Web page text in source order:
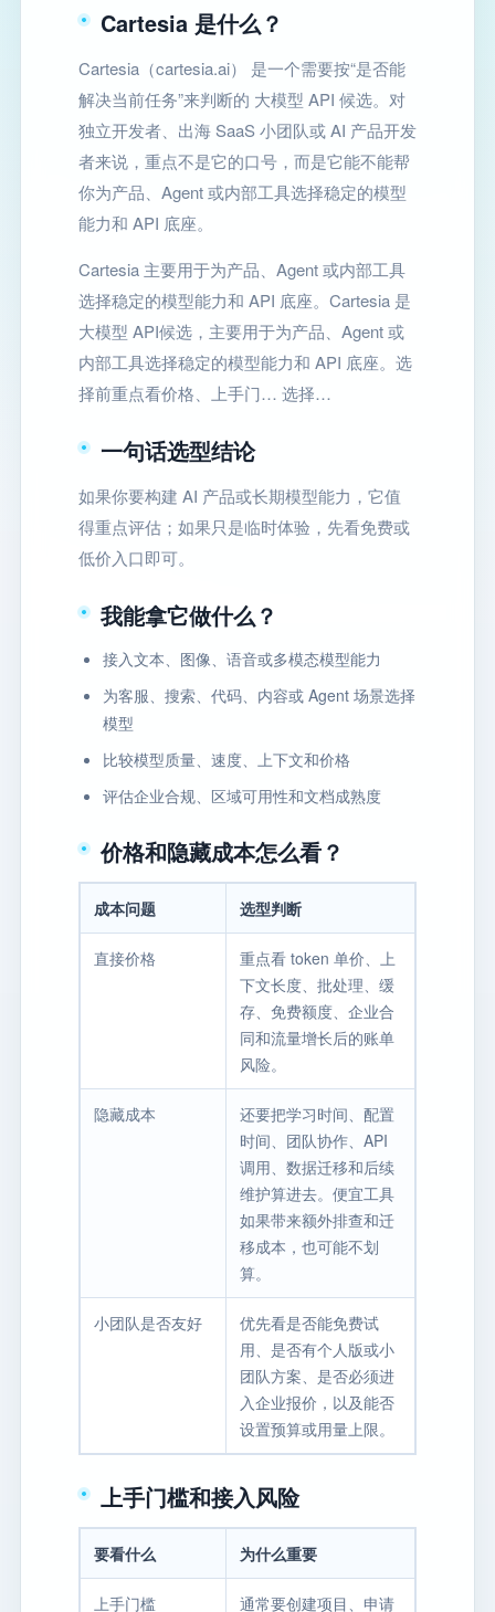
Cartesia 是什么？
Cartesia（cartesia.ai） 是一个需要按“是否能
解决当前任务”来判断的 大模型 API 候选。对
独立开发者、出海 SaaS 小团队或 AI 产品开发
者来说，重点不是它的口号，而是它能不能帮
你为产品、Agent 或内部工具选择稳定的模型
能力和 API 底座。
Cartesia 主要用于为产品、Agent 或内部工具
选择稳定的模型能力和 API 底座。Cartesia 是
大模型 API候选，主要用于为产品、Agent 或
内部工具选择稳定的模型能力和 API 底座。选
择前重点看价格、上手门… 选择…
一句话选型结论
如果你要构建 AI 产品或长期模型能力，它值
得重点评估；如果只是临时体验，先看免费或
低价入口即可。
我能拿它做什么？
接入文本、图像、语音或多模态模型能力
为客服、搜索、代码、内容或 Agent 场景选择
模型
比较模型质量、速度、上下文和价格
评估企业合规、区域可用性和文档成熟度
价格和隐藏成本怎么看？
成本问题 选型判断
直接价格
重点看 token 单价、上
下文长度、批处理、缓
存、免费额度、企业合
同和流量增长后的账单
风险。
隐藏成本
还要把学习时间、配置
时间、团队协作、API
调用、数据迁移和后续
维护算进去。便宜工具
如果带来额外排查和迁
移成本，也可能不划
算。
小团队是否友好
优先看是否能免费试
用、是否有个人版或小
团队方案、是否必须进
入企业报价，以及能否
设置预算或用量上限。
上手门槛和接入风险
要看什么 为什么重要
上手门槛
通常要创建项目、申请